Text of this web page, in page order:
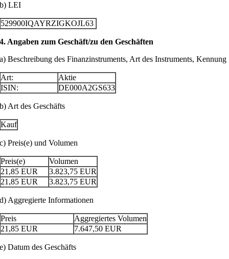
b) LEI
529900IQAYRZIGKOJL63
4. Angaben zum Geschäft/zu den Geschäften
a) Beschreibung des Finanzinstruments, Art des Instruments, Kennung
Art:
Aktie
ISIN:
DE000A2GS633
b) Art des Geschäfts
Kauf
c) Preis(e) und Volumen
Preis(e)
Volumen
21,85 EUR 3.823,75 EUR
21,85 EUR 3.823,75 EUR
d) Aggregierte Informationen
Preis
Aggregiertes Volumen
21,85 EUR 7.647,50 EUR
e) Datum des Geschäfts